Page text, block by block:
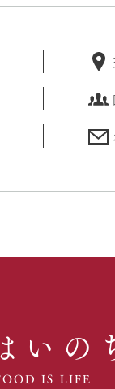
いの
IS LIFE